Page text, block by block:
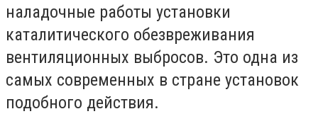
наладочные работы установки
каталитического обезвреживания
вентиляционных выбросов. Это одна из
самых современных в стране установок
подобного действия.